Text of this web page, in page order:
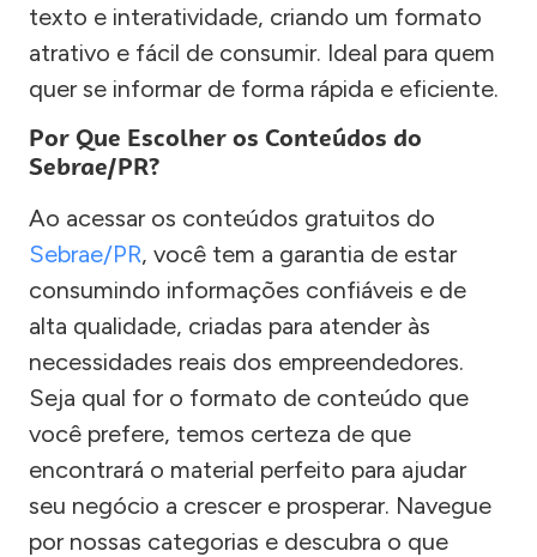
texto e interatividade, criando um formato
atrativo e fácil de consumir. Ideal para quem
quer se informar de forma rápida e eficiente.
Por Que Escolher os Conteúdos do
Sebrae/PR?
Ao acessar os conteúdos gratuitos do
Sebrae/PR, você tem a garantia de estar
consumindo informações confiáveis e de
alta qualidade, criadas para atender às
necessidades reais dos empreendedores.
Seja qual for o formato de conteúdo que
você prefere, temos certeza de que
encontrará o material perfeito para ajudar
seu negócio a crescer e prosperar. Navegue
por nossas categorias e descubra o que